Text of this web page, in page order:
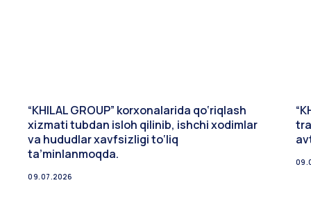
“KHILAL GROUP” korxonalarida qo‘riqlash
xizmati tubdan isloh qilinib, ishchi xodimlar
va hududlar xavfsizligi to‘liq
ta’minlanmoqda.
09.07.2026